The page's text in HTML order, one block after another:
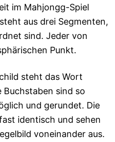
im Mahjongg-Spiel
aus drei Segmenten,
sind. Jeder von
Punkt.
steht das Wort
Buchstaben sind so
und gerundet. Die
fast identisch und sehen
voneinander aus.